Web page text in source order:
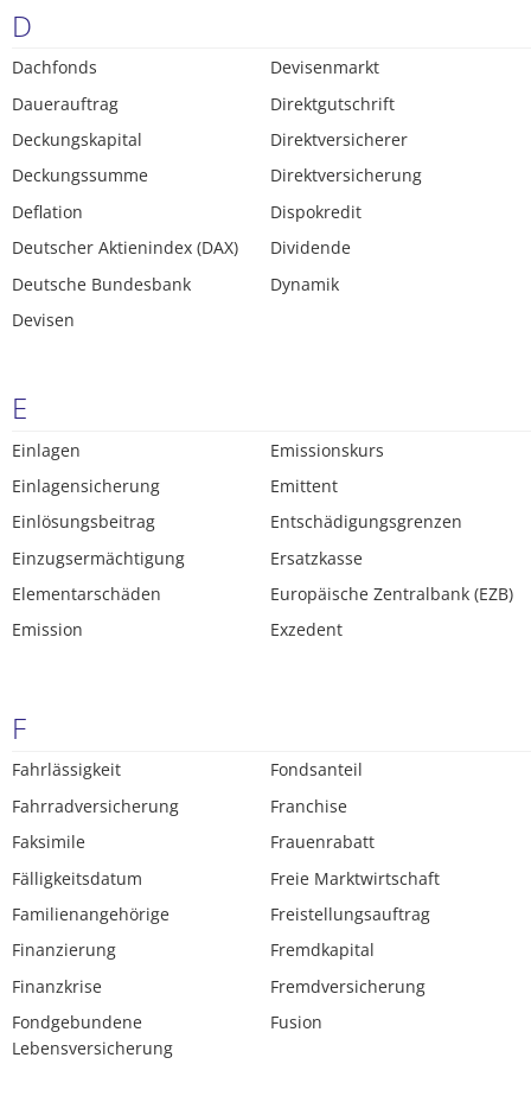
D
Dachfonds
Dauerauftrag
Deckungskapital
Deckungssumme
Deflation
Deutscher Aktienindex (DAX)
Deutsche Bundesbank
Devisen
Devisenmarkt
Direktgutschrift
Direktversicherer
Direktversicherung
Dispokredit
Dividende
Dynamik
E
Einlagen
Einlagensicherung
Einlösungsbeitrag
Einzugsermächtigung
Elementarschäden
Emission
Emissionskurs
Emittent
Entschädigungsgrenzen
Ersatzkasse
Europäische Zentralbank (EZB)
Exzedent
F
Fahrlässigkeit
Fahrradversicherung
Faksimile
Fälligkeitsdatum
Familienangehörige
Finanzierung
Finanzkrise
Fondgebundene
Lebensversicherung
Fondsanteil
Franchise
Frauenrabatt
Freie Marktwirtschaft
Freistellungsauftrag
Fremdkapital
Fremdversicherung
Fusion